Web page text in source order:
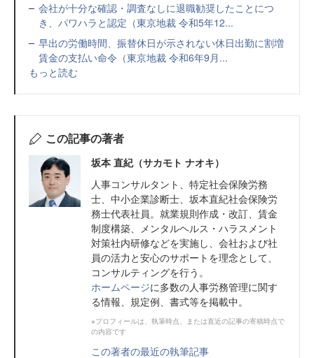
会社が十分な確認・調査なしに退職勧奨したことにつ
き、パワハラと認定（東京地裁 令和5年12...
早出の労働時間、振替休日が示されない休日出勤に割増
賃金の支払い命令（東京地裁 令和6年9月...
もっと読む
この記事の著者
坂本 直紀（サカモト ナオキ）
人事コンサルタント、特定社会保険労務
士、中小企業診断士、坂本直紀社会保険労
務士代表社員。就業規則作成・改訂、賃金
制度構築、メンタルヘルス・ハラスメント
対策社内研修などを実施し、会社および社
員の活力と安心のサポートを理念として、
コンサルティングを行う。
ホームページに多数の人事労務管理に関す
る情報、規定例、書式等を掲載中。
※プロフィールは、執筆時点、または直近の記事の寄稿時点で
の内容です
この著者の最近の執筆記事